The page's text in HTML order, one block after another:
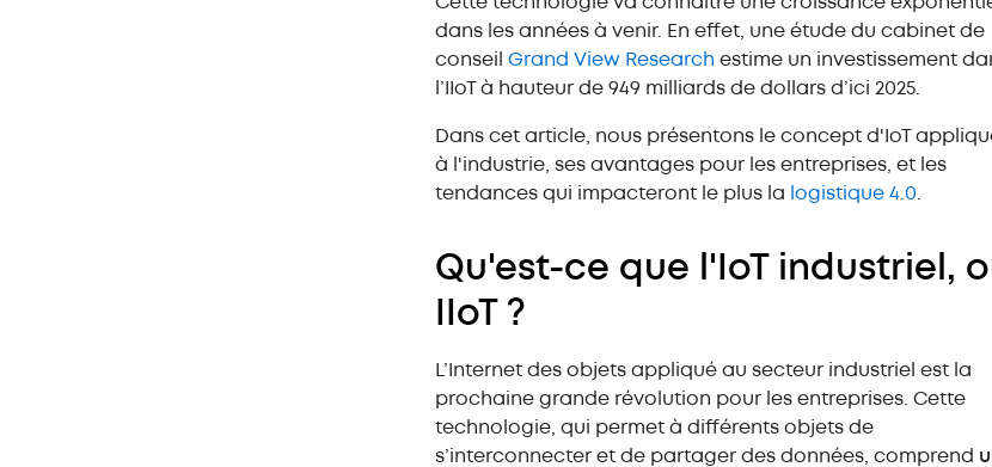
dans les années à venir. En effet, une étude du cabinet de
conseil Grand View Research estime un investissement
l’IIoT à hauteur de 949 milliards de dollars d’ici 2025.
Dans cet article, nous présentons le concept d'IoT
à l'industrie, ses avantages pour les entreprises, et les
tendances qui impacteront le plus la logistique 4.0
Qu'est-ce que l'IoT industriel,
IIoT ?
L’Internet des objets appliqué au secteur industriel est la
prochaine grande révolution pour les entreprises. Cette
technologie, qui permet à différents objets de
s’interconnecter et de partager des données, comprend